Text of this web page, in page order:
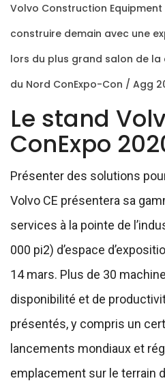
Volvo Construction Equipment
construire demain avec une
lors du plus grand salon de
du Nord ConExpo-Con / Agg
Le stand
ConExpo
Présenter des solutions
Volvo CE présentera sa
services à la pointe de
000 pi2) d’espace
14 mars. Plus de 30
disponibilité et de
présentés, y compris un
lancements mondiaux et
emplacement sur le terrain